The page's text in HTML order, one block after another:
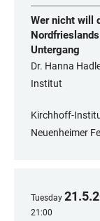
Wer nicht will
Untergang
Dr. Hanna
Institut
Kirchhoff-
Neuenheimer
Tuesday 21.5.
21:00